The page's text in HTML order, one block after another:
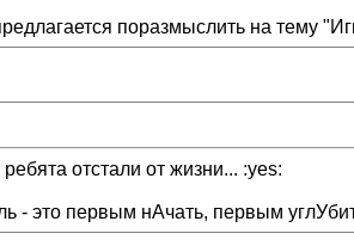
поразмыслить на тему
отстали от жизни... :yes:
- это первым нАчать, первым